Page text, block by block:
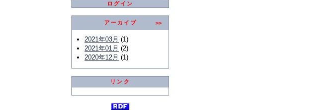
ログイン
アーカイブ >>
2021年03月 (1)
2021年01月 (2)
2020年12月 (1)
リンク